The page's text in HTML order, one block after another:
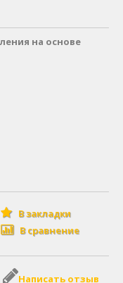
на основе
В закладки
В сравнение
Написать отзыв